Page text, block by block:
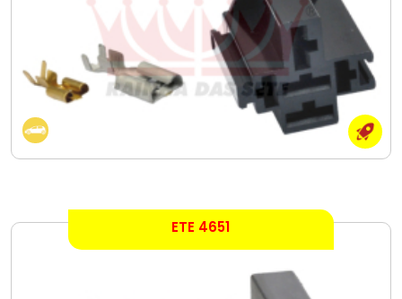
ETE 4651